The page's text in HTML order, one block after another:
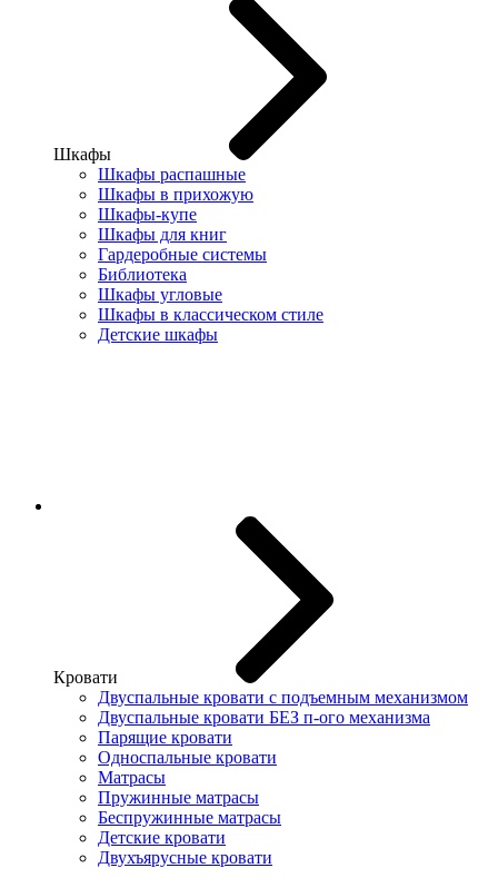
Шкафы
Шкафы распашные
Шкафы в прихожую
Шкафы-купе
Шкафы для книг
Гардеробные системы
Библиотека
Шкафы угловые
Шкафы в классическом стиле
Детские шкафы
Кровати
Двуспальные кровати с подъемным механизмом
Двуспальные кровати БЕЗ п-ого механизма
Парящие кровати
Односпальные кровати
Матрасы
Пружинные матрасы
Беспружинные матрасы
Детские кровати
Двухъярусные кровати